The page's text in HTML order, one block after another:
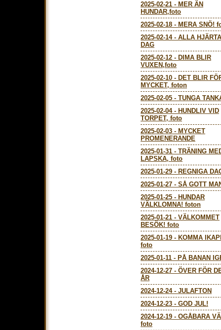
2025-02-21 - MER ÄN
HUNDAR,foto
2025-02-18 - MERA SNÖ!
2025-02-14- ALLA
DAG
2025-02-12 - DIMA BLIR
VUXEN,foto
2025-02-10 - DET BLIR
MYCKET, foton
2025-02-05 - TUNGA
2025-02-04- HUNDLIV VID
TORPET, foto
2025-02-03 - MYCKET
PROMENERANDE
2025-01-31 - TRÄNING
LAPSKA, foto
2025-01-29 - REGNIGA
2025-01-27 - SÅ GOTT
2025-01-25 - HUNDAR
VÄLKLOMNA! foton
2025-01-21 - VÄLKOMMET
BESÖK! foto
2025-01-19 - KOMMA
foto
2025-01-11 - PÅ BANAN
2024-12-27 - ÖVER FÖR
ÅR
2024-12-24- JULAFTON
2024-12-23 - GOD JUL!
2024-12-19 - OGÅBARA
foto